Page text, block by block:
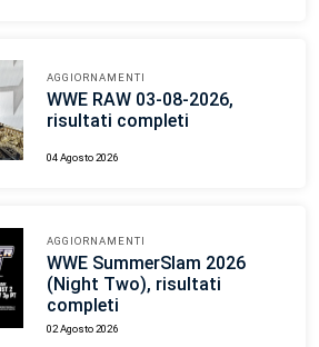
AGGIORNAMENTI
WWE RAW 03-08-2026,
risultati completi
04 Agosto 2026
AGGIORNAMENTI
WWE SummerSlam 2026
(Night Two), risultati
completi
02 Agosto 2026